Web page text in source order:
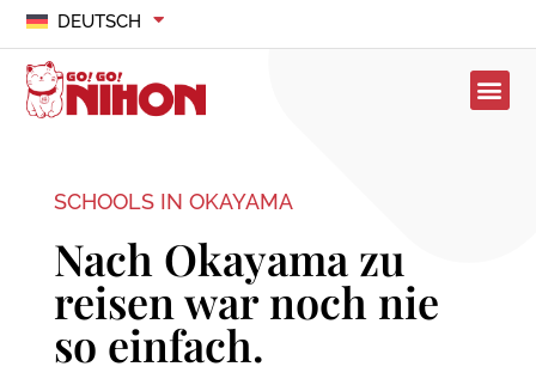
DEUTSCH
SCHOOLS IN OKAYAMA
Nach Okayama zu
reisen war noch nie
so einfach.